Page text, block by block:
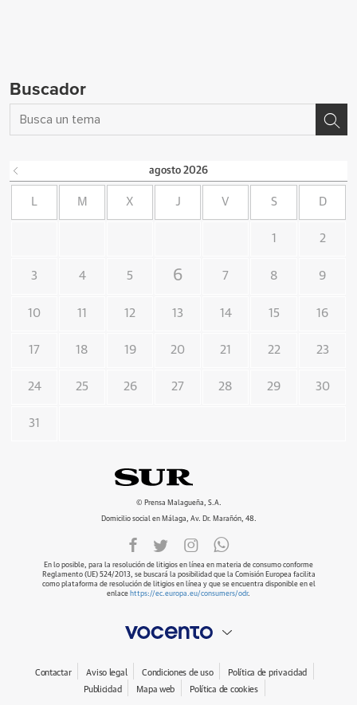
Buscador
agosto 2026
L M X J V S D
1 2
3 4 5 6 7 8 9
10 11 12 13 14 15 16
17 18 19 20 21 22 23
24 25 26 27 28 29 30
31
© Prensa Malagueña, S.A.
Domicilio social en Málaga, Av. Dr. Marañón, 48.
En lo posible, para la resolución de litigios en línea en materia de consumo conforme
Reglamento (UE) 524/2013, se buscará la posibilidad que la Comisión Europea facilita
como plataforma de resolución de litigios en línea y que se encuentra disponible en el
enlace https://ec.europa.eu/consumers/odr.
Contactar Aviso legal Condiciones de uso
Política de privacidad
Publicidad
Mapa web Política de cookies